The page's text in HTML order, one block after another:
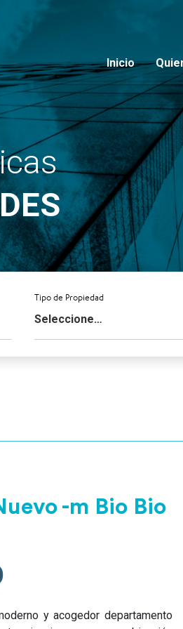
Inicio
Tipo de Propiedad
-m Bio Bio
y acogedor departamento